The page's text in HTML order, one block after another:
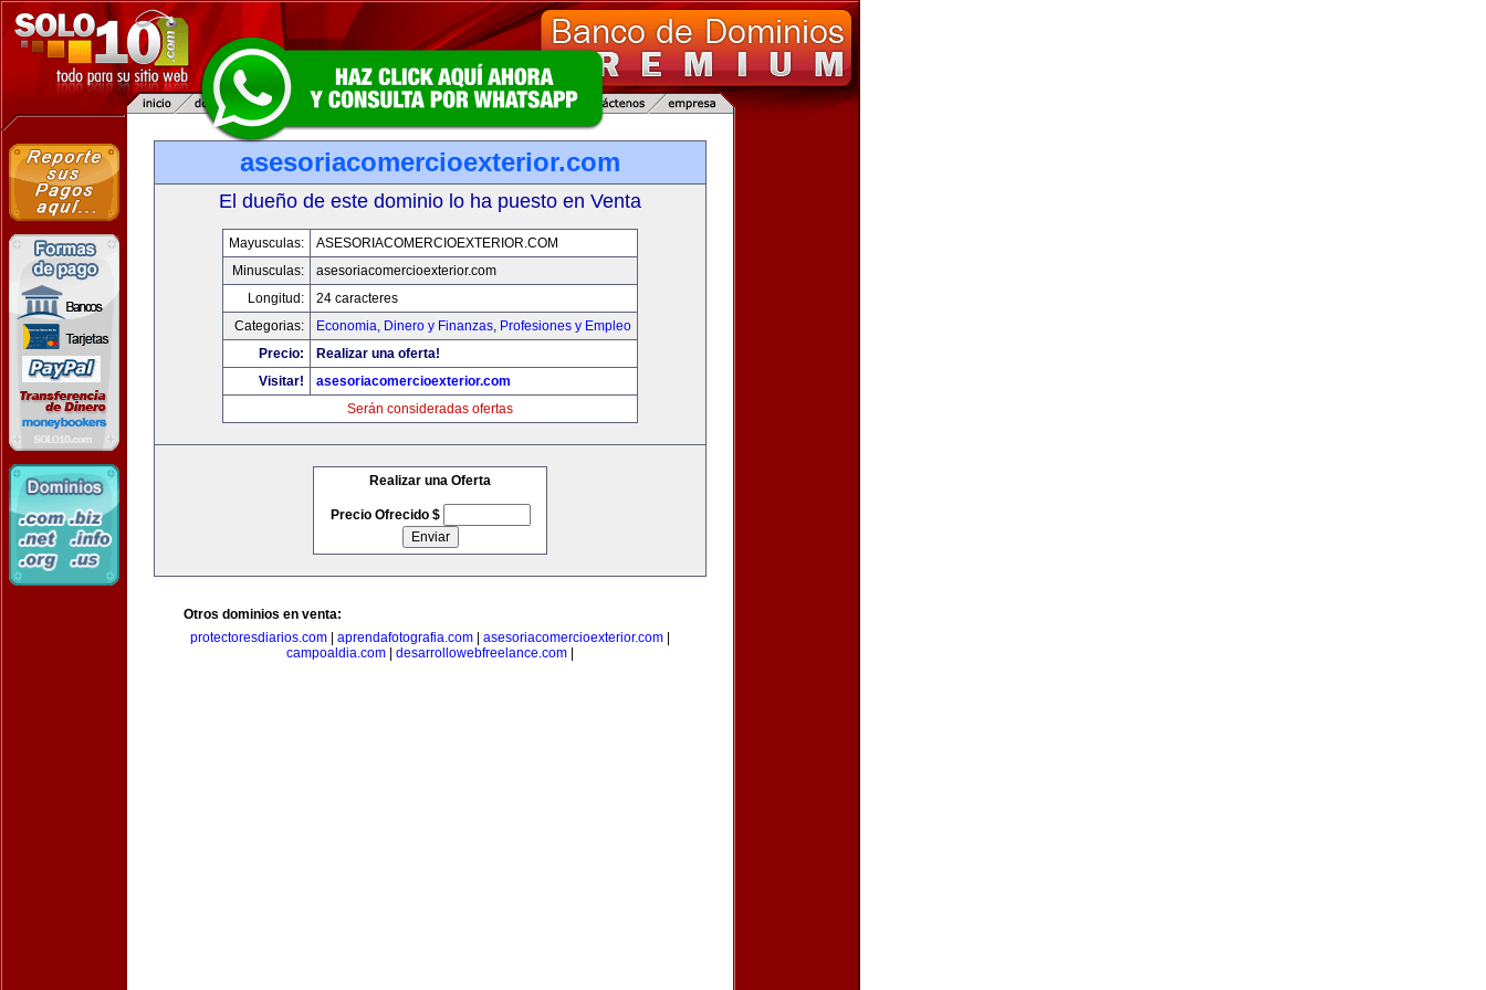
asesoriacomercioexterior.com
El dueño de este dominio lo ha puesto en Venta
Mayusculas:
ASESORIACOMERCIOEXTERIOR.COM
Minusculas:
asesoriacomercioexterior.com
Longitud:
24 caracteres
Categorias:
Economia, Dinero y Finanzas, Profesiones y Empleo
Precio:
Realizar una oferta!
Visitar!
asesoriacomercioexterior.com
Serán consideradas ofertas
Realizar una Oferta
Precio Ofrecido $
Otros dominios en venta:
protectoresdiarios.com
aprendafotografia.com asesoriacomercioexterior.com
campoaldia.com
desarrollowebfreelance.com